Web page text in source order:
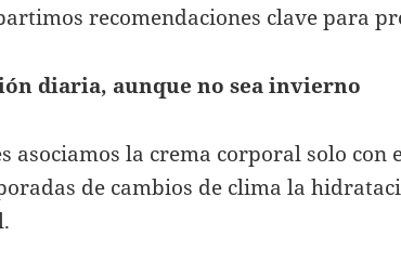
recomendaciones clave para
diaria, aunque no sea invierno
asociamos la crema corporal solo con
de cambios de clima la